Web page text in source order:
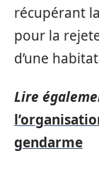
récupérant
pour la
d’une
Lire
gendarme